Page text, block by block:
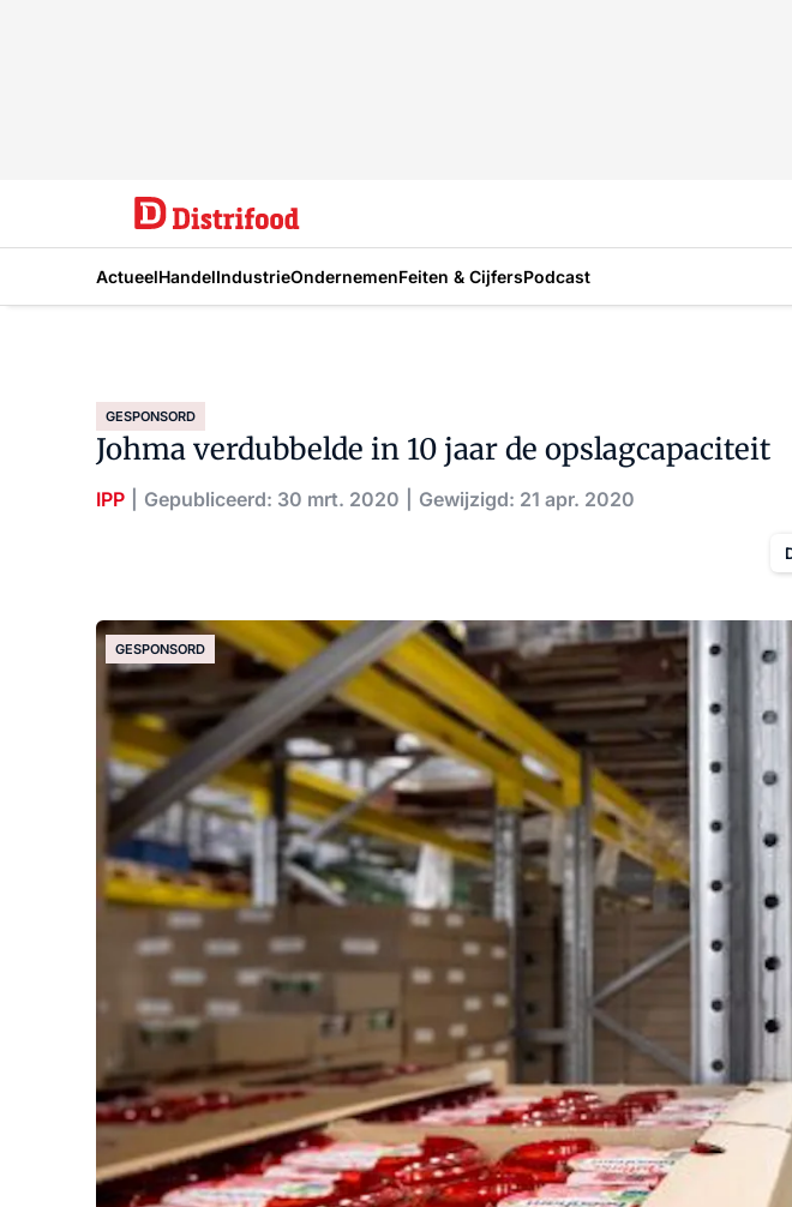
ActueelHandelIndustrieOndernemenFeiten & CijfersPodcast
GESPONSORD
Johma verdubbelde in 10 jaar de opslagcapaciteit
IPP Gepubliceerd: 30 mrt. 2020 Gewijzigd: 21 apr. 2020
GESPONSORD